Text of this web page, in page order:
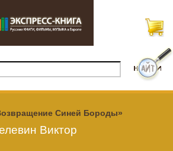
Синей Бороды»
Виктор